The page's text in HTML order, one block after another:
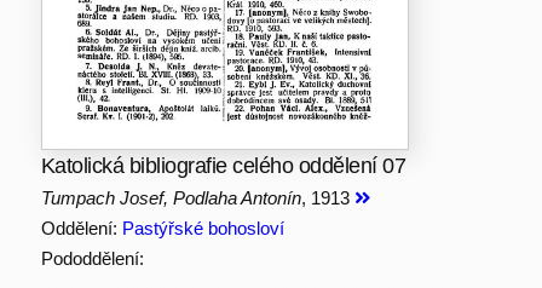
Katolická bibliografie celého oddělení 07
Tumpach Josef, Podlaha Antonín, 1913
Oddělení: Pastýřské bohosloví
Pododdělení: